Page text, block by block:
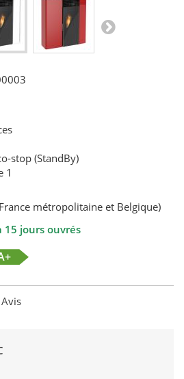
stop (StandBy)
1
métropolitaine et Belgique)
15 jours ouvrés
Avis